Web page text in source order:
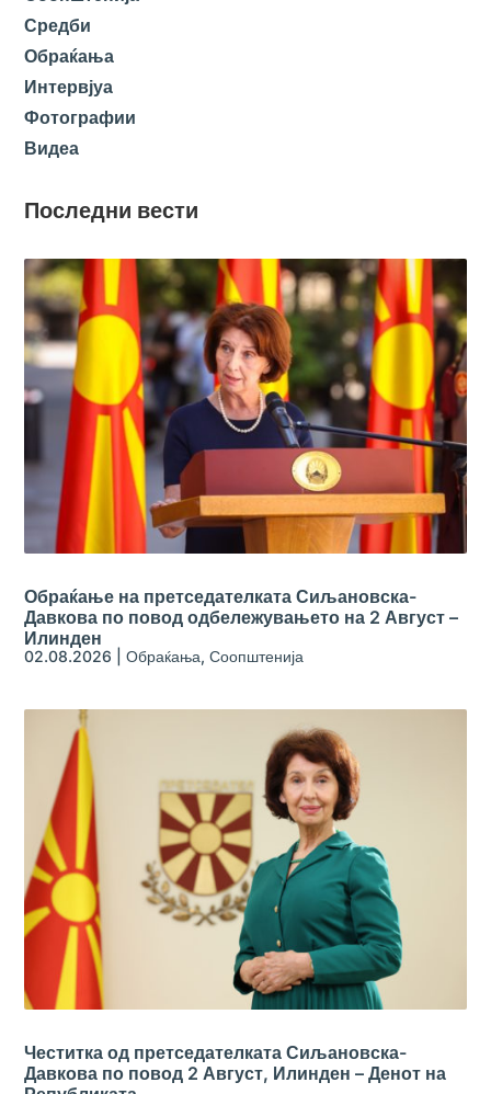
Средби
Обраќања
Интервјуа
Фотографии
Видеа
Последни вести
Обраќање на претседателката Сиљановска-
Давкова по повод одбележувањето на 2 Август –
Илинден
02.08.2026 |Обраќања,Соопштенија
Честитка од претседателката Сиљановска-
Давкова по повод 2 Август, Илинден – Денот на